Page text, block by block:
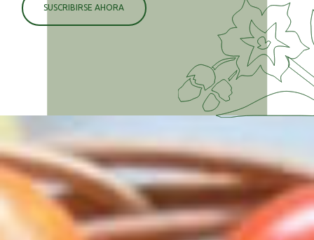
SUSCRIBIRSE AHORA